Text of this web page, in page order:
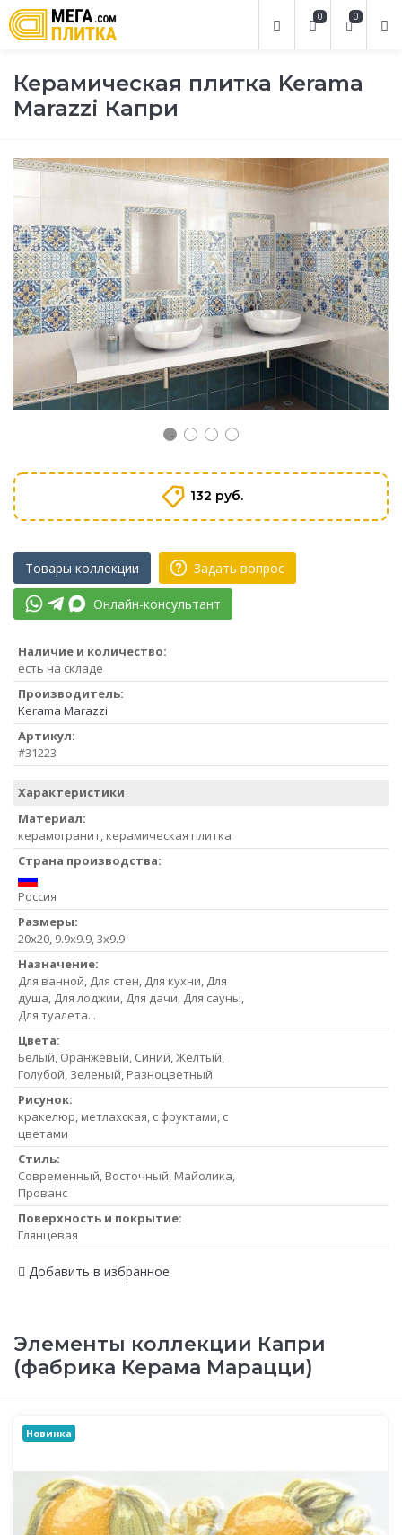
0
0
Керамическая плитка Kerama
Marazzi Капри
132 руб.
Товары коллекции Задать вопрос
Онлайн-консультант
Наличие и количество:
есть на складе
Производитель:
Kerama Marazzi
Артикул:
#31223
Характеристики
Материал:
керамогранит, керамическая плитка
Страна производства:
Россия
Размеры:
20x20, 9.9x9.9, 3x9.9
Назначение:
Для ванной, Для стен, Для кухни, Для
душа, Для лоджии, Для дачи, Для сауны,
Для туалета...
Цвета:
Белый, Оранжевый, Синий, Желтый,
Голубой, Зеленый, Разноцветный
Рисунок:
кракелюр, метлахская, с фруктами, с
цветами
Стиль:
Современный, Восточный, Майолика,
Прованс
Поверхность и покрытие:
Глянцевая
Добавить в избранное
Элементы коллекции Капри
(фабрика Керама Марацци)
Новинка